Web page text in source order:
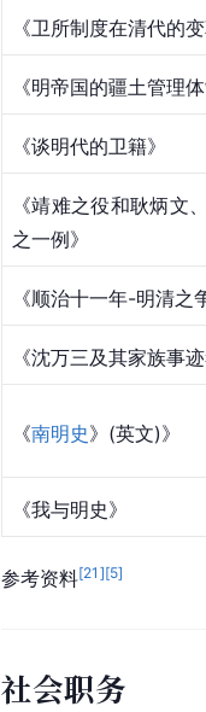
《卫所制度在清代的
《明帝国的疆土管理
《谈明代的卫籍》
《靖难之役和耿炳
之一例》
《顺治十一年-明清之
《沈万三及其家族事
《南明史》(英文)》
《我与明史》
参考资料[21 ][5]
社会职务